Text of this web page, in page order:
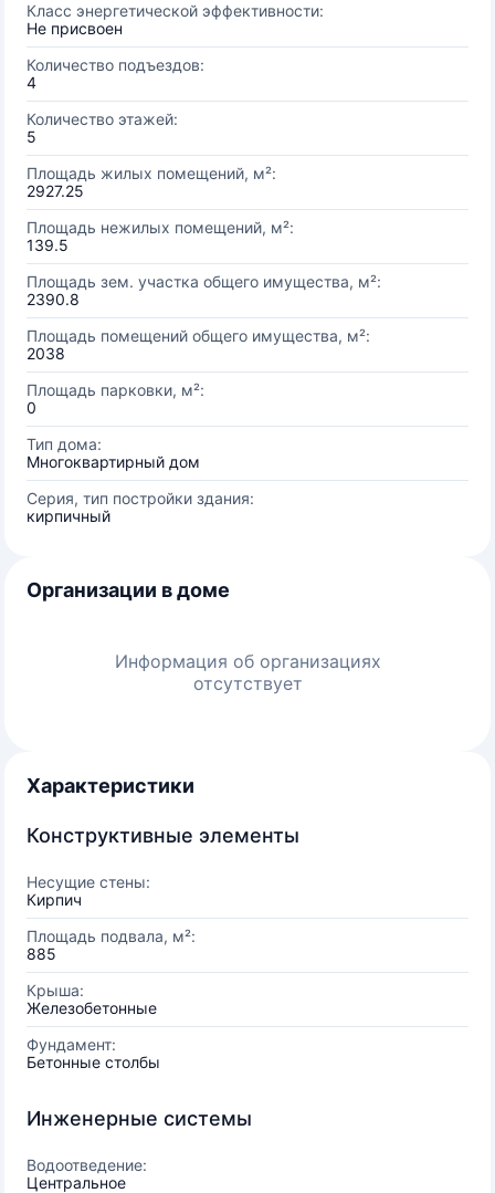
Класс энергетической эффективности:
Не присвоен
Количество подъездов:
4
Количество этажей:
5
Площадь жилых помещений, м²:
2927.25
Площадь нежилых помещений, м²:
139.5
Площадь зем. участка общего имущества, м²:
2390.8
Площадь помещений общего имущества, м²:
2038
Площадь парковки, м²:
0
Тип дома:
Многоквартирный дом
Серия, тип постройки здания:
кирпичный
Организации в доме
Информация об организациях
отсутствует
Характеристики
Конструктивные элементы
Несущие стены:
Кирпич
Площадь подвала, м²:
885
Крыша:
Железобетонные
Фундамент:
Бетонные столбы
Инженерные системы
Водоотведение:
Центральное